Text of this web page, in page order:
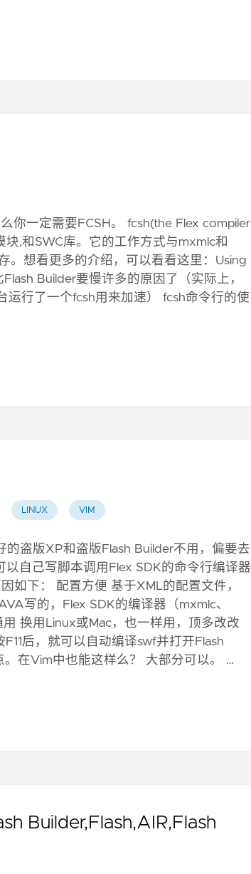
你一定需要FCSH。 fcsh(the Flex compiler
,和SWC库。它的工作方式与mxmlc和
。想看更多的介绍，可以看看这里：Using
Builder要慢许多的原因了（实际上，
运行了一个fcsh用来加速） fcsh命令行的使
LINUX VIM
盗版XP和盗版Flash Builder不用，偏要去
自己写脚本调用Flex SDK的命令行编译器
如下： 配置方便 基于XML的配置文件，
写的，Flex SDK的编译器（mxmlc、
换用Linux或Mac，也一样用，顶多改改
后，就可以自动编译swf并打开Flash
在Vim中也能这样么？ 大部分可以。 …
Builder,Flash,AIR,Flash